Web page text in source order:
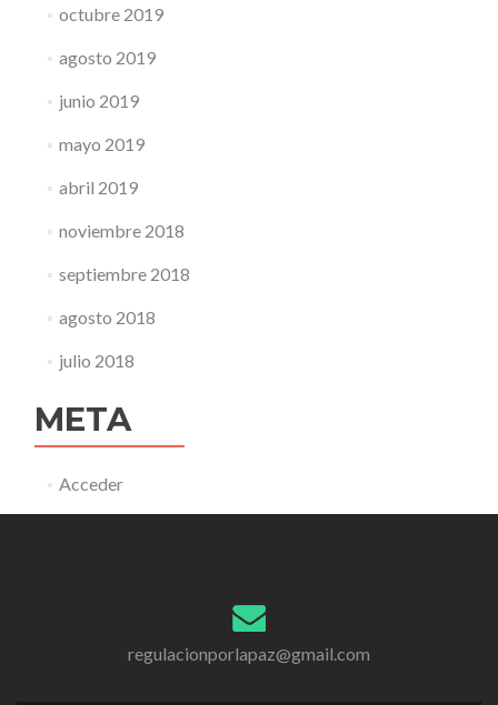
octubre 2019
agosto 2019
junio 2019
mayo 2019
abril 2019
noviembre 2018
septiembre 2018
agosto 2018
julio 2018
META
Acceder
regulacionporlapaz@gmail.com